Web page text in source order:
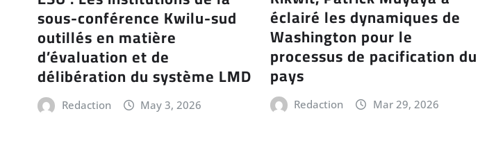
sous-conférence Kwilu-sud
outillés en matière
d’évaluation et de
délibération du système LMD
Redaction May 3, 2026
éclairé les dynamiques de
Washington pour le
processus de pacification du
pays
Redaction Mar 29, 2026